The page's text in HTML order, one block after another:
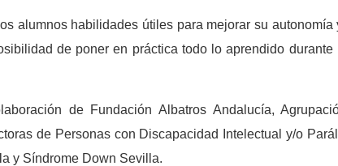
alumnos habilidades útiles para mejorar su autonomía
de poner en práctica todo lo aprendido durante
de Fundación Albatros Andalucía,
de Personas con Discapacidad Intelectual y/o
y Síndrome Down Sevilla.